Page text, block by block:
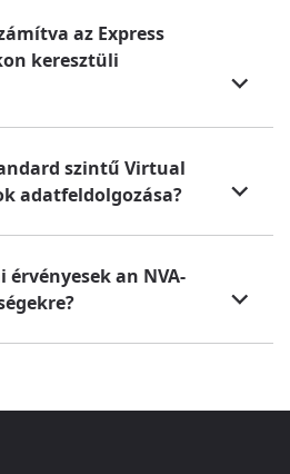
az Express
keresztüli
szintű Virtual
adatfeldolgozása?
an NVA-